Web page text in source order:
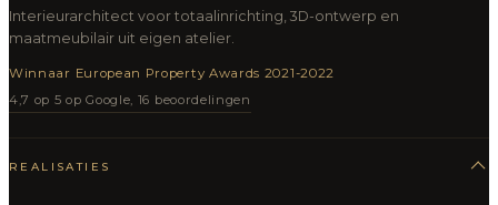
Interieurarchitect voor totaalinrichting, 3D-ontwerp en
maatmeubilair uit eigen atelier.
Winnaar European Property Awards 2021-2022
4,7 op 5 op Google, 16 beoordelingen
REALISATIES